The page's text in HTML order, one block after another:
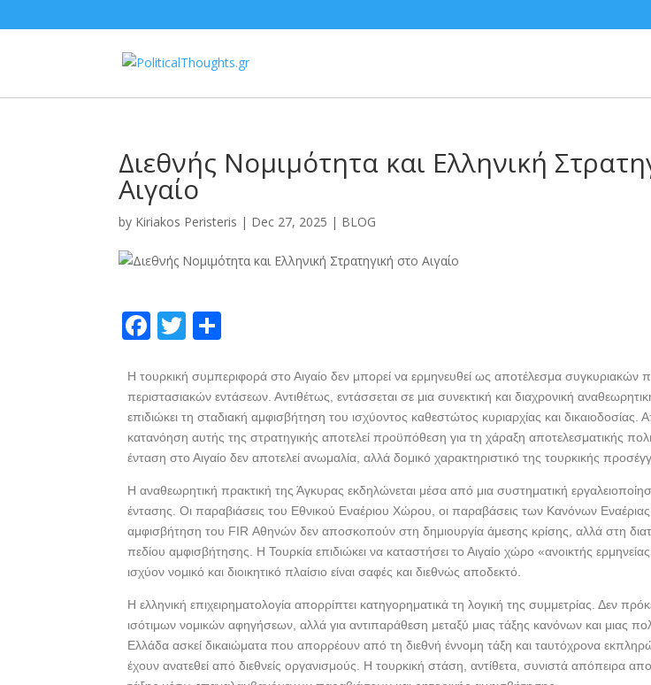
Διεθνής Νομιμότητα και Ελληνική
Αιγαίο
by Kiriakos Peristeris | Dec 27, 2025 | BLOG
F
e
b
o
o
k
T
itt
er
ar
e
Η τουρκική συμπεριφορά στο Αιγαίο δεν μπορεί να ερμηνευθεί ως αποτέλεσμα συγκυριακών
περιστασιακών εντάσεων. Αντιθέτως, εντάσσεται σε μια συνεκτική και διαχρονική
επιδιώκει τη σταδιακή αμφισβήτηση του ισχύοντος καθεστώτος κυριαρχίας και δικαιοδοσίας.
κατανόηση αυτής της στρατηγικής αποτελεί προϋπόθεση για τη χάραξη αποτελεσματικής
ένταση στο Αιγαίο δεν αποτελεί ανωμαλία, αλλά δομικό χαρακτηριστικό της τουρκικής
Η αναθεωρητική πρακτική της Άγκυρας εκδηλώνεται μέσα από μια συστηματική
έντασης. Οι παραβιάσεις του Εθνικού Εναέριου Χώρου, οι παραβάσεις των Κανόνων
αμφισβήτηση του FIR Αθηνών δεν αποσκοπούν στη δημιουργία άμεσης κρίσης, αλλά στη
πεδίου αμφισβήτησης. Η Τουρκία επιδιώκει να καταστήσει το Αιγαίο χώρο «ανοικτής
ισχύον νομικό και διοικητικό πλαίσιο είναι σαφές και διεθνώς αποδεκτό.
Η ελληνική επιχειρηματολογία απορρίπτει κατηγορηματικά τη λογική της συμμετρίας. Δεν
ισότιμων νομικών αφηγήσεων, αλλά για αντιπαράθεση μεταξύ μιας τάξης κανόνων και μιας
Ελλάδα ασκεί δικαιώματα που απορρέουν από τη διεθνή έννομη τάξη και ταυτόχρονα
έχουν ανατεθεί από διεθνείς οργανισμούς. Η τουρκική στάση, αντίθετα, συνιστά απόπειρα